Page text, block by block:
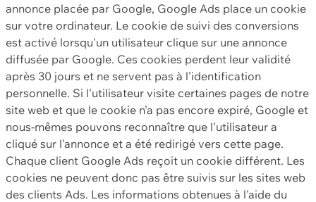
annonce placée par Google, Google Ads place un cookie
sur votre ordinateur. Le cookie de suivi des conversions
est activé lorsqu'un utilisateur clique sur une annonce
diffusée par Google. Ces cookies perdent leur validité
après 30 jours et ne servent pas à l'identification
personnelle. Si l'utilisateur visite certaines pages de notre
site web et que le cookie n'a pas encore expiré, Google et
nous-mêmes pouvons reconnaître que l'utilisateur a
cliqué sur l'annonce et a été redirigé vers cette page.
Chaque client Google Ads reçoit un cookie différent. Les
cookies ne peuvent donc pas être suivis sur les sites web
des clients Ads. Les informations obtenues à l'aide du